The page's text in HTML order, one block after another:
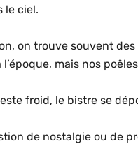
le ciel.
on trouve souvent
mais nos
froid, le bistre se
de nostalgie ou de